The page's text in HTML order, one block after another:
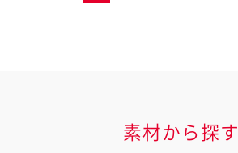
素材から探す